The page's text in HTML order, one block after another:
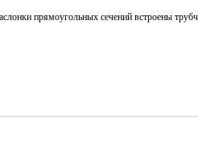
прямоугольных сечений встроены